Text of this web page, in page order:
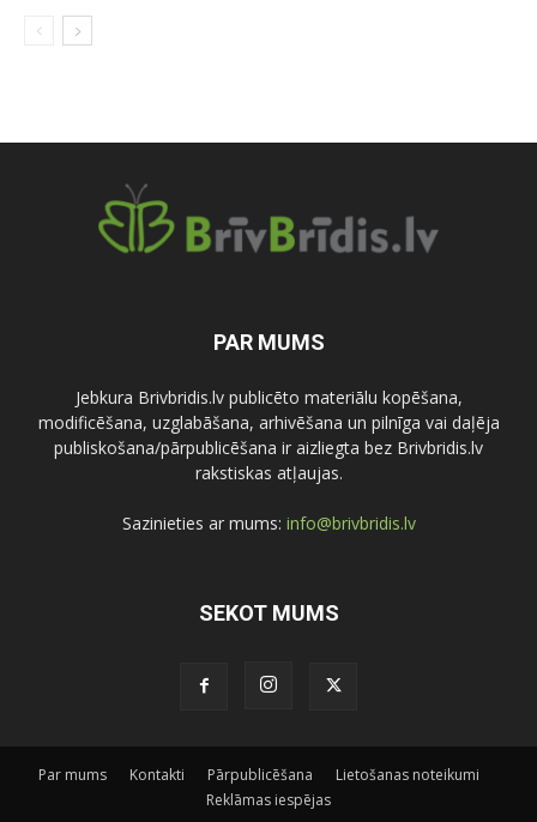
PAR MUMS
Jebkura Brivbridis.lv publicēto materiālu kopēšana,
modificēšana, uzglabāšana, arhivēšana un pilnīga vai daļēja
publiskošana/pārpublicēšana ir aizliegta bez Brivbridis.lv
rakstiskas atļaujas.
Sazinieties ar mums: info@brivbridis.lv
SEKOT MUMS
Par mums Kontakti Pārpublicēšana
Lietošanas noteikumi
Reklāmas iespējas